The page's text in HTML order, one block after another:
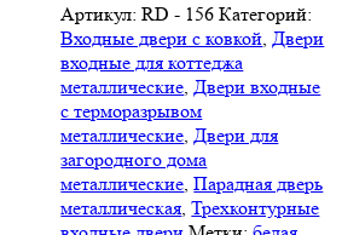
Артикул:RD - 156 Категорий:
Входные двери с ковкой Двери
входные для коттеджа
металлические Двери входные
с терморазрывом
металлические Двери для
загородного дома
металлические ,Парадная дверь
металлическая ,Трехконтурные